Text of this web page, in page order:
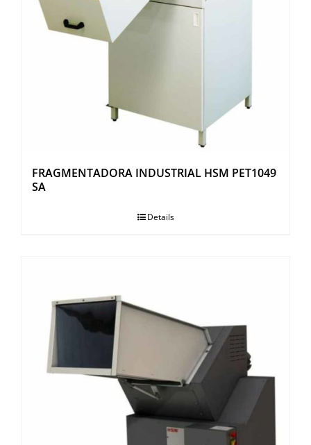
FRAGMENTADORA INDUSTRIAL HSM PET1049
SA
Details